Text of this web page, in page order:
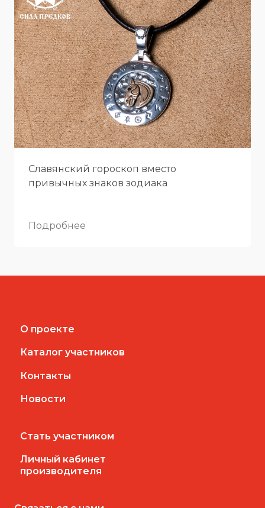
Славянский гороскоп вместо
привычных знаков зодиака
Подробнее
О проекте
Каталог участников
Контакты
Новости
Стать участником
Личный кабинет
производителя